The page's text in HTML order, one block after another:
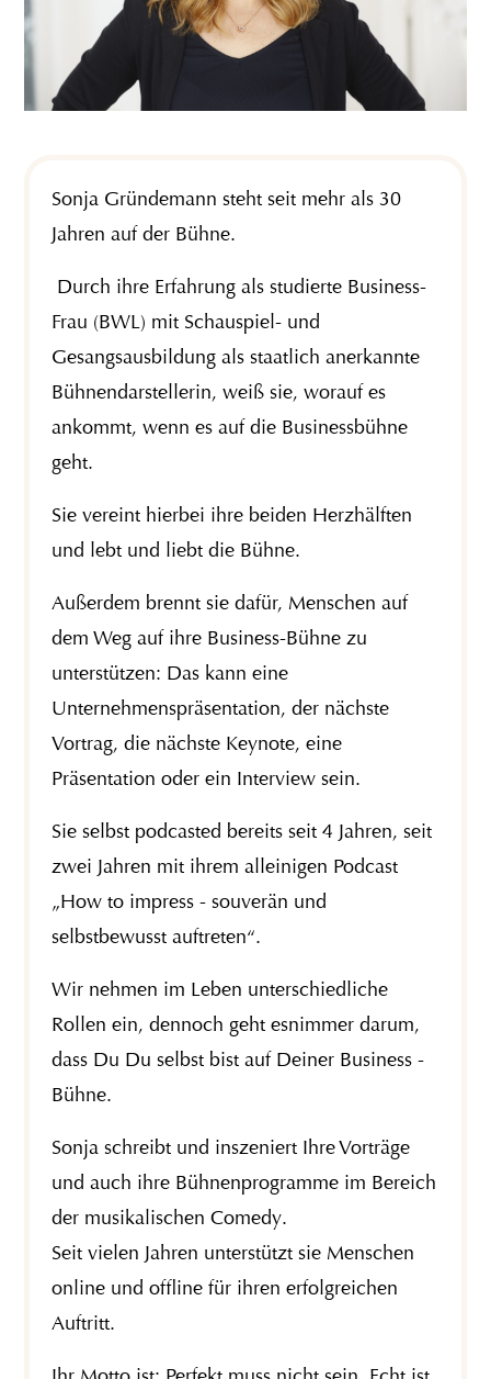
Sonja Gründemann steht seit mehr als 30
Jahren auf der Bühne.
Durch ihre Erfahrung als studierte Business-
Frau (BWL) mit Schauspiel- und
Gesangsausbildung als staatlich anerkannte
Bühnendarstellerin, weiß sie, worauf es
ankommt, wenn es auf die Businessbühne
geht.
Sie vereint hierbei ihre beiden Herzhälften
und lebt und liebt die Bühne.
Außerdem brennt sie dafür, Menschen auf
dem Weg auf ihre Business-Bühne zu
unterstützen: Das kann eine
Unternehmenspräsentation, der nächste
Vortrag, die nächste Keynote, eine
Präsentation oder ein Interview sein.
Sie selbst podcasted bereits seit 4 Jahren, seit
zwei Jahren mit ihrem alleinigen Podcast
„How to impress - souverän und
selbstbewusst auftreten“.
Wir nehmen im Leben unterschiedliche
Rollen ein, dennoch geht esnimmer darum,
dass Du Du selbst bist auf Deiner Business -
Bühne.
Sonja schreibt und inszeniert Ihre Vorträge
und auch ihre Bühnenprogramme im Bereich
der musikalischen Comedy.
Seit vielen Jahren unterstützt sie Menschen
online und offline für ihren erfolgreichen
Auftritt.